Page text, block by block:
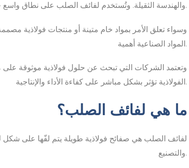
والهندسة الثقيلة. وتُستخدم لفائف الصلب على نطاق واسع حول العالم بفضل قوتها ومرونتها وكفاءتها الاقتصادية.
وسواء تعلق الأمر بمواد خام متينة أو منتجات فولاذية
المواد الصناعية أهمية.
وتعتمد الشركات التي تبحث عن حلول فولاذية موثوقة
الفولاذية تؤثر بشكل مباشر على كفاءة الأداء والإنتاجية.
ما هي لفائف الصلب؟
لفائف الصلب هي صفائح فولاذية طويلة يتم لفّها على شكل
والتصنيع.